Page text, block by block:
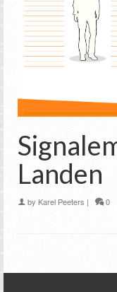
Landen
by Karel Peeters | 0